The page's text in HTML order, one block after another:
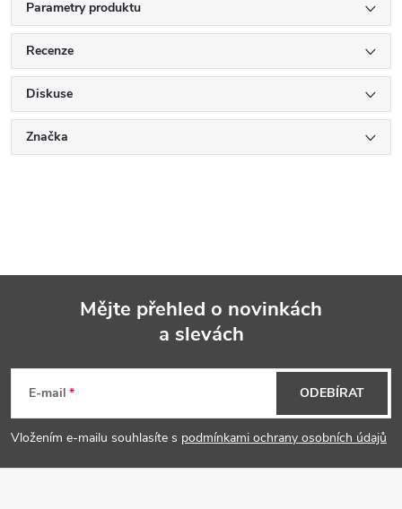
Parametry produktu
Recenze
Diskuse
Značka
p
a
Mějte přehled o novinkách
a slevách
E-mail
Vložením e-mailu souhlasíte s podmínkami ochrany osobních údajů
ODEBÍRAT